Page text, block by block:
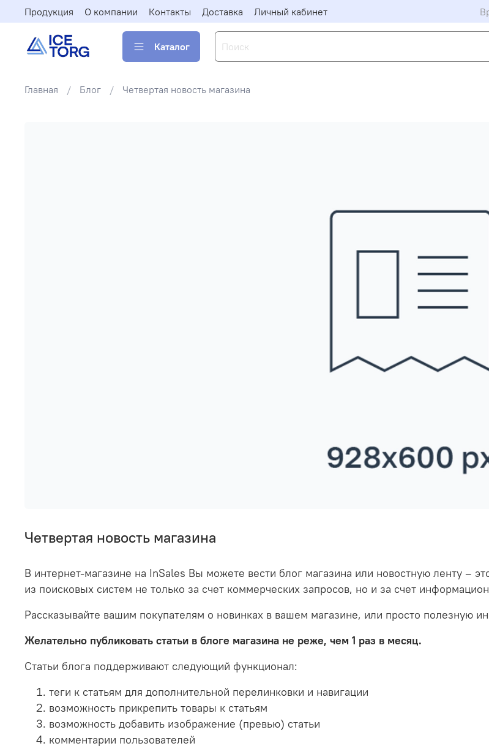
Продукция О компании Контакты Доставка Личный кабинет
Каталог
Главная Блог Четвертая новость магазина
Четвертая новость магазина
В интернет-магазине на InSales Вы можете вести блог магазина или новостную ленту –
из поисковых систем не только за счет коммерческих запросов, но и за счет
Рассказывайте вашим покупателям о новинках в вашем магазине, или просто полезную
Желательно публиковать статьи в блоге магазина не реже, чем 1 раз в месяц.
Статьи блога поддерживают следующий функционал:
теги к статьям для дополнительной перелинковки и навигации
возможность прикрепить товары к статьям
возможность добавить изображение (превью) статьи
комментарии пользователей